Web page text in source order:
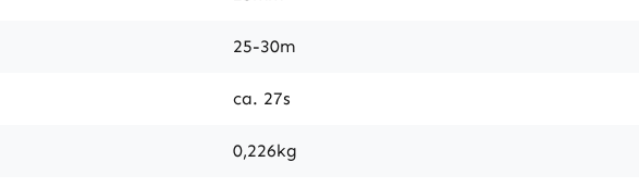
25-30m
ca. 27s
0,226kg